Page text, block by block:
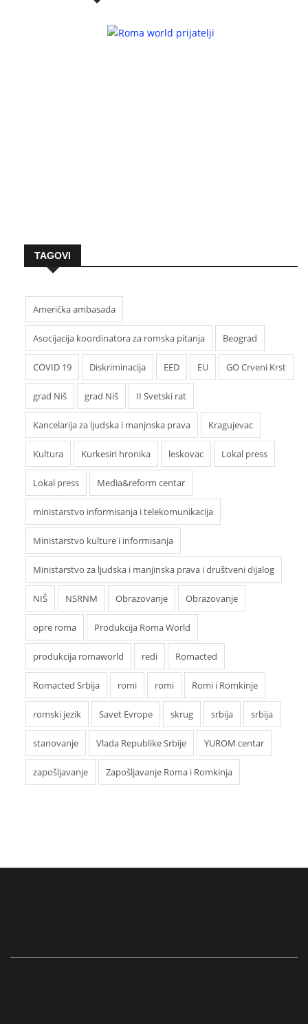
TAGOVI
Američka ambasada
Asocijacija koordinatora za romska pitanja Beograd
COVID 19 Diskriminacija EED EU GO Crveni Krst
grad Niš grad Niš II Svetski rat
Kancelarija za ljudska i manjnska prava Kragujevac
Kultura Kurkesiri hronika leskovac Lokal press
Lokal press Media&reform centar
ministarstvo informisanja i telekomunikacija
Ministarstvo kulture i informisanja
Ministarstvo za ljudska i manjinska prava i društveni dijalog
NIŠ NSRNM Obrazovanje Obrazovanje
opre roma Produkcija Roma World
produkcija romaworld redi Romacted
Romacted Srbija romi romi Romi i Romkinje
romski jezik Savet Evrope skrug srbija srbija
stanovanje Vlada Republike Srbije YUROM centar
zapošljavanje Zapošljavanje Roma i Romkinja